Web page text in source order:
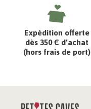
Expédition offerte
dès 350 € d’achat
(hors frais de port)